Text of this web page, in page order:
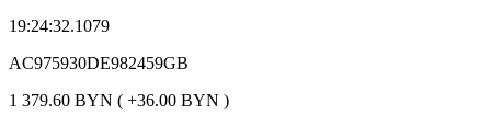
19:24:32.1079
AC975930DE982459GB
1 379.60 BYN ( +36.00 BYN )